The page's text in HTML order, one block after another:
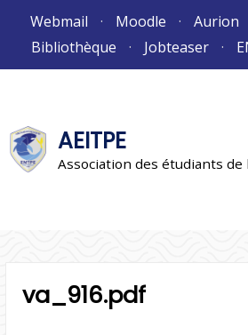
Webmail Moodle Aurion
Bibliothèque
Jobteaser
AEITPE
Association des étudiants de
va_916.pdf